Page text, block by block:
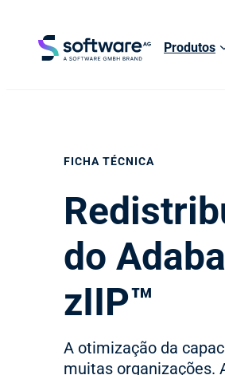
Produtos
FICHA TÉCNICA
do
zIIP™
A otimização da
muitas organizações.